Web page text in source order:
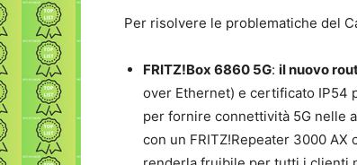
Per risolvere le problematiche del
FRITZ!Box 6860 5G: il nuovo
over Ethernet) e certificato IP54
per fornire connettività 5G nelle
con un FRITZ!Repeater 3000